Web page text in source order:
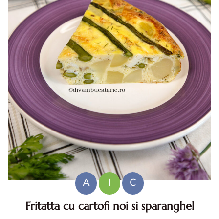
A I
C
Fritatta cu cartofi noi si sparanghel